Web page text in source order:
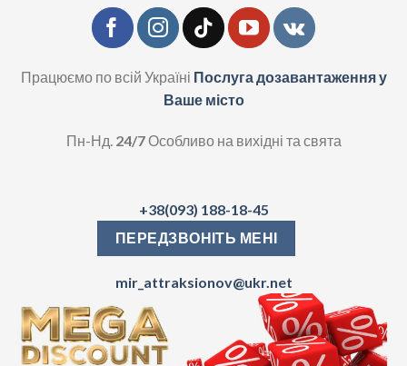
Працюємо по всій Україні Послуга дозавантаження у
Ваше місто
Пн-Нд. 24/7Особливо на вихідні та свята
+38(093) 188-18-45
ПЕРЕДЗВОНІТЬ МЕНІ
mir_attraksionov@ukr.net